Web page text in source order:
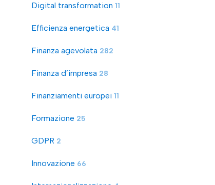
Digital transformation 11
Efficienza energetica 41
Finanza agevolata 282
Finanza d’impresa 28
Finanziamenti europei 11
Formazione 25
GDPR 2
Innovazione 66